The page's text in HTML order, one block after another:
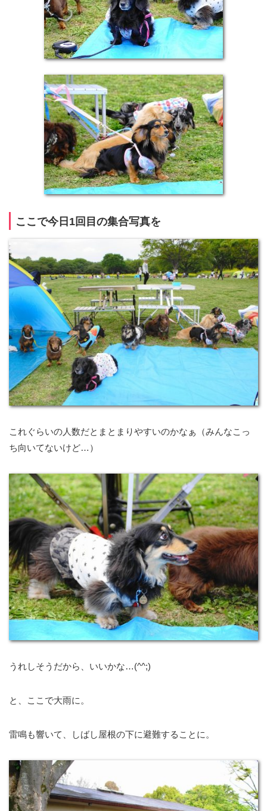
ここで今日1回目の集合写真を
これぐらいの人数だとまとまりやすいのかなぁ（みんなこっ
ち向いてないけど…）
うれしそうだから、いいかな…(^^;)
と、ここで大雨に。
雷鳴も響いて、しばし屋根の下に避難することに。